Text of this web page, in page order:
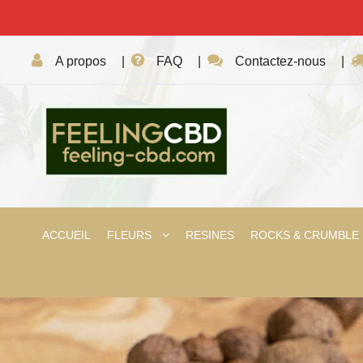
A propos FAQ Contactez-nous
ACCUEIL FLEURS RESINES ROCKS & CRUMBLE